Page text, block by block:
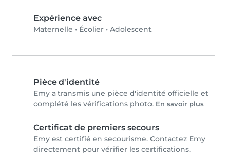
Expérience avec
Maternelle • Écolier • Adolescent
Pièce d'identité
Emy a transmis une pièce d'identité officielle et
complété les vérifications photo. En savoir plus
Certificat de premiers secours
Emy est certifié en secourisme. Contactez Emy
directement pour vérifier les certifications.